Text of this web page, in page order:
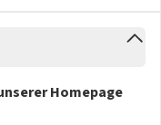
Homepage